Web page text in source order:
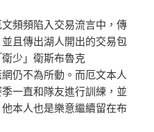
頻頻陷入交易流言中，傳
且傳出湖人開出的交易包
少」衛斯布魯克
仍不為所動。而厄文本人
一直和隊友進行訓練，並
本人也是樂意繼續留在布